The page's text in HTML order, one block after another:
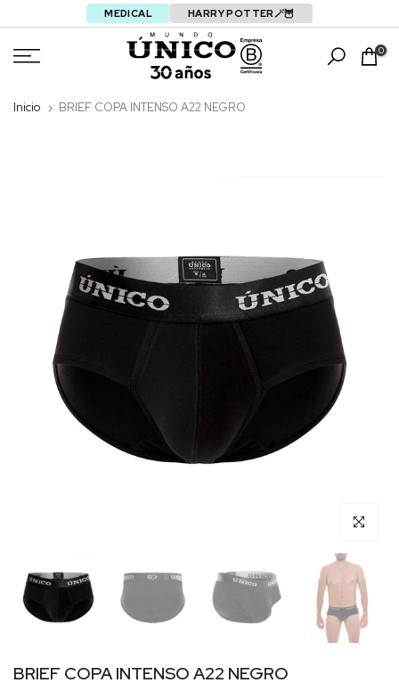
MEDICAL HARRY POTTER🪄🦉
0
Inicio BRIEF COPA INTENSO A22 NEGRO
Click para
BRIEF COPA INTENSO A22 NEGRO